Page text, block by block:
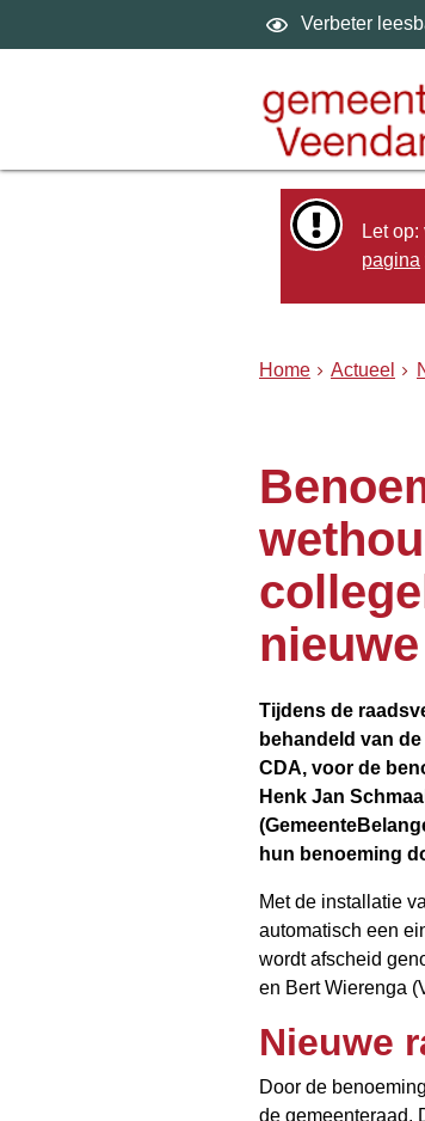
Verbeter
Let
pagina
Home Actueel
Tijdens de
behandeld van
CDA, voor de
Henk Jan
hun benoeming
Met de installatie
automatisch een
wordt afscheid
en Bert Wierenga
Nieuwe
Door de
de gemeenteraad.